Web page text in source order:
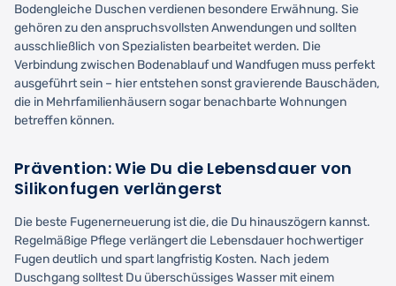
Bodengleiche Duschen verdienen besondere Erwähnung. Sie
gehören zu den anspruchsvollsten Anwendungen und sollten
ausschließlich von Spezialisten bearbeitet werden. Die
Verbindung zwischen Bodenablauf und Wandfugen muss perfekt
ausgeführt sein – hier entstehen sonst gravierende Bauschäden,
die in Mehrfamilienhäusern sogar benachbarte Wohnungen
betreffen können.
Prävention: Wie Du die Lebensdauer von
Silikonfugen verlängerst
Die beste Fugenerneuerung ist die, die Du hinauszögern kannst.
Regelmäßige Pflege verlängert die Lebensdauer hochwertiger
Fugen deutlich und spart langfristig Kosten. Nach jedem
Duschgang solltest Du überschüssiges Wasser mit einem